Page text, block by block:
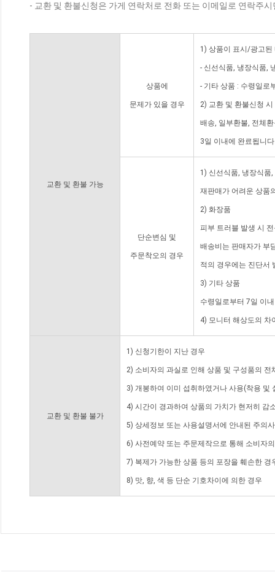
- 교환 및 환불신청은 가게 연락처로 전화 또는 이메일로 연락주
교환 및 환불 가능
상품에
문제가 있을 경우
1) 상품이 표시/광고된
- 신선식품, 냉장식품,
- 기타 상품 : 수령일로
2) 교환 및 환불신청
배송, 일부환불, 전체
3일 이내에 완료됩니
단순변심 및
주문착오의 경우
1) 신선식품, 냉장식품
재판매가 어려운 상품
2) 화장품
피부 트러블 발생 시
배송비는 판매자가 부
적의 경우에는 진단서
3) 기타 상품
수령일로부터 7일 이
4) 모니터 해상도의 차
교환 및 환불 불가
1) 신청기한이 지난 경우
2) 소비자의 과실로 인해 상품 및 구성품의
3) 개봉하여 이미 섭취하였거나 사용(착용 및
4) 시간이 경과하여 상품의 가치가 현저히 감
5) 상세정보 또는 사용설명서에 안내된 주의
6) 사전예약 또는 주문제작으로 통해 소비자
7) 복제가 가능한 상품 등의 포장을 훼손한 경
8) 맛, 향, 색 등 단순 기호차이에 의한 경우